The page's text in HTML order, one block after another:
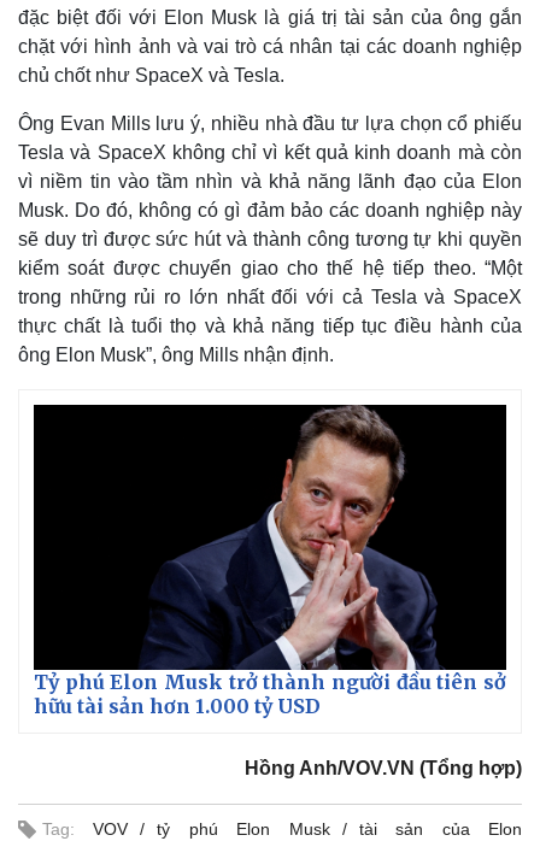
Vũ khí
Việt Nam
Phân tích
đặc biệt đối với Elon Musk là giá trị tài sản của ông gắn
chặt với hình ảnh và vai trò cá nhân tại các doanh nghiệp
chủ chốt như SpaceX và Tesla.
Ông Evan Mills lưu ý, nhiều nhà đầu tư lựa chọn cổ phiếu
Tesla và SpaceX không chỉ vì kết quả kinh doanh mà còn
vì niềm tin vào tầm nhìn và khả năng lãnh đạo của Elon
Musk. Do đó, không có gì đảm bảo các doanh nghiệp này
sẽ duy trì được sức hút và thành công tương tự khi quyền
kiểm soát được chuyển giao cho thế hệ tiếp theo. “Một
trong những rủi ro lớn nhất đối với cả Tesla và SpaceX
thực chất là tuổi thọ và khả năng tiếp tục điều hành của
ông Elon Musk”, ông Mills nhận định.
Tỷ phú Elon Musk trở thành người đầu tiên sở
hữu tài sản hơn 1.000 tỷ USD
Hồng Anh/VOV.VN (Tổng hợp)
Tag: VOV tỷ phú Elon Musk
tài sản của Elon